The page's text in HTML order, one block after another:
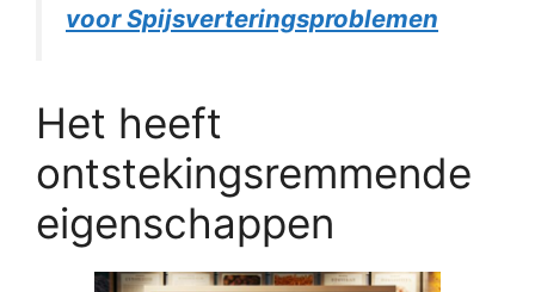
voor Spijsverteringsproblemen
Het heeft
ontstekingsremmende
eigenschappen